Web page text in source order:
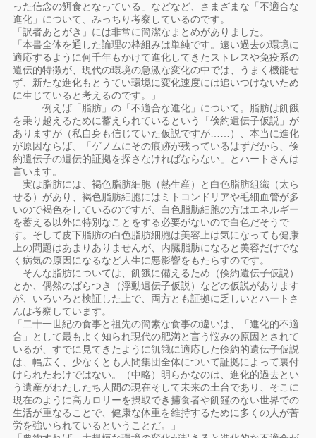
った信念の餌食となっている」などなど、さまざまな「不適合な
進化」について、みっちり考察しているのです。
「訳者あとがき」には非常に簡潔なまとめがありました。
「本書全体を通した論理の枠組みは単純です。遠い過去の環境に
適応するように何千年もかけて進化してきたストレスや免疫系の
遺伝的特徴が、現代の環境の急激な変化の中では、うまく機能せ
ず、新たな進化もとうてい環境に変化速度には追いつけないため
に生じていると考えるのです。」
……例えば「脂肪」の「不適合な進化」について。脂肪は飢餓
を乗り越えるために蓄えられているという「倹約遺伝子仮説」が
ありますが（私自身も信じていた仮説ですが……）、本当に進化
が原因ならば、「ゲノムにその痕跡が残っているはずだから、倹
約遺伝子の遺伝的証拠を探さなければならない」とハートさんは
言います。
実は脂肪には、褐色脂肪細胞（熱生産）と白色脂肪組織（太ら
せる）があり、褐色脂肪細胞にはミトコンドリアや毛細血管が多
いので褐色をしているのですが、白色脂肪細胞の方はエネルギー
を蓄える以外に特別なことをする必要がないので白色だそうで
す。そして皮下脂肪の白色脂肪細胞は美容上は気になっても健康
上の問題はあまりありませんが、内臓脂肪になると美容だけでな
く病気の原因になるなど人生に悪影響をもたらすのです。
そんな脂肪については、飢餓に備えるため（倹約遺伝子仮説）
とか、偶然のばらつき（浮動遺伝子仮説）などの仮説があります
が、いろいろと検証した上で、両方とも証拠に乏しいとハートさ
んは考察しています。
「二十一世紀の食事と祖先の簡素な食事の違いは、「進化的不適
合」として最もよく知られ現代の肥満と言う悩みの原因とされて
いるが、すでに見てきたように飢餓に適応した倹約的遺伝子仮説
は、幅広く、少なくとも人間集団全体について証拠によって裏付
けられたわけではない。（中略）明らかなのは、進化的過去とい
う遺産がわたしたち人間の現在そして未来の土台であり、そこに
現在のように高カロリーを摂取でき捕食者や飢饉のない世界での
生活が重なることで、健康な体重を維持するために多くの人が苦
労を強いられているということだ。」